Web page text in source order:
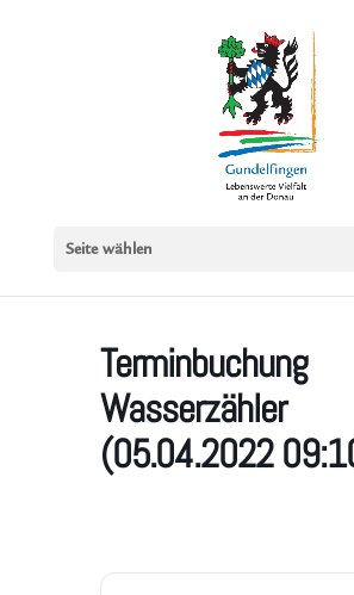
Seite wählen
Terminbuchung
Wasserzähler
(05.04.2022